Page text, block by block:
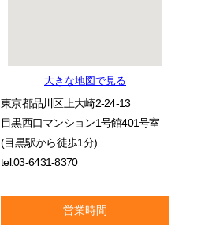
大きな地図で見る
東京都品川区上大崎2-24-13
目黒西口マンション1号館401号室
(目黒駅から徒歩1分)
tel.03-6431-8370
営業時間